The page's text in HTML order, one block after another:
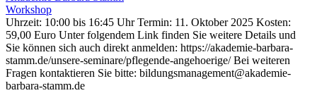
Workshop
Uhrzeit: 10:00 bis 16:45 Uhr Termin: 11. Oktober 2025 Kosten:
59,00 Euro Unter folgendem Link finden Sie weitere Details und
Sie können sich auch direkt anmelden: https://akademie-barbara-
stamm.de/unsere-seminare/pflegende-angehoerige/ Bei weiteren
Fragen kontaktieren Sie bitte: bildungsmanagement@akademie-
barbara-stamm.de